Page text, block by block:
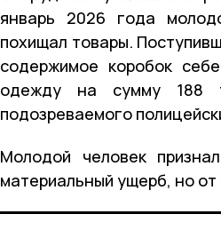
январь 2026 года
похищал товары.
содержимое коробок
одежду на сумму 188
подозреваемого
Молодой человек
материальный ущерб, но